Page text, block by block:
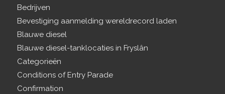
Bedrijven
Bevestiging aanmelding wereldrecord laden
Blauwe diesel
Blauwe diesel-tanklocaties in Fryslân
Categorieën
Conditions of Entry Parade
Confirmation